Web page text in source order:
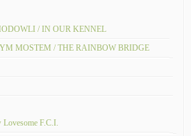
/ IN OUR KENNEL
MOSTEM / THE RAINBOW BRIDGE
Lovesome F.C.I.